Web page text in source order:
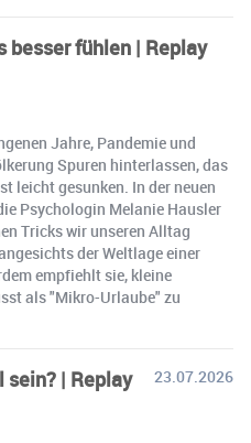
besser fühlen | Replay
Jahre, Pandemie und
Spuren hinterlassen, das
leicht gesunken. In der neuen
Psychologin Melanie Hausler
Tricks wir unseren Alltag
der Weltlage einer
empfiehlt sie, kleine
als "Mikro-Urlaube" zu
| Replay
23.07.2026